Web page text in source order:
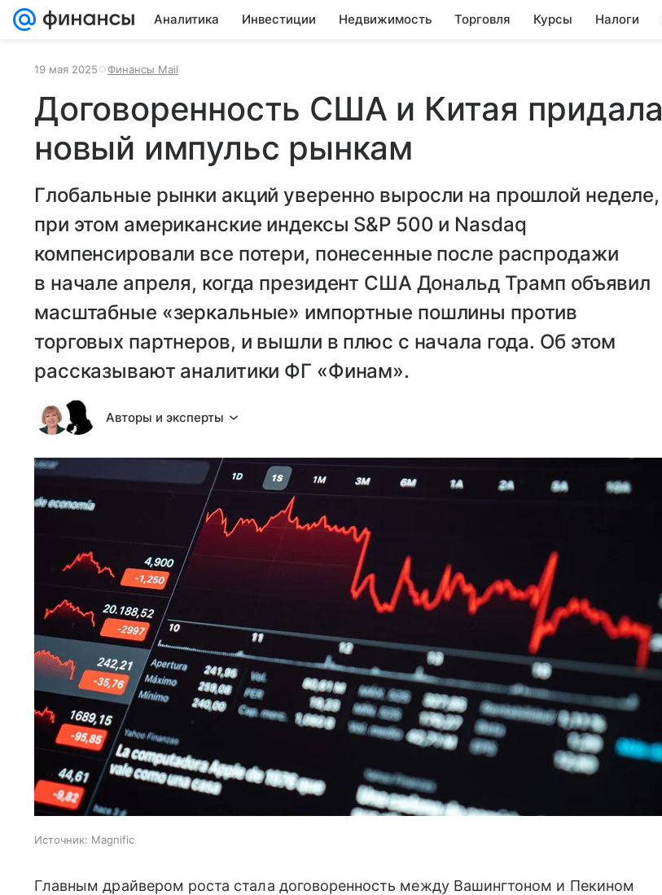
Аналитика Инвестиции Недвижимость Торговля Курсы Налоги
19 мая 2025 Финансы Mail
Договоренность США и Китая придала
новый импульс рынкам
Глобальные рынки акций уверенно выросли на прошлой неделе,
при этом американские индексы S&P 500 и Nasdaq
компенсировали все потери, понесенные после распродажи
в начале апреля, когда президент США Дональд Трамп объявил
масштабные «зеркальные» импортные пошлины против
торговых партнеров, и вышли в плюс с начала года. Об этом
рассказывают аналитики ФГ «Финам».
Авторы и эксперты
Источник: Magnific
Главным драйвером роста стала договоренность между Вашингтоном и Пекином